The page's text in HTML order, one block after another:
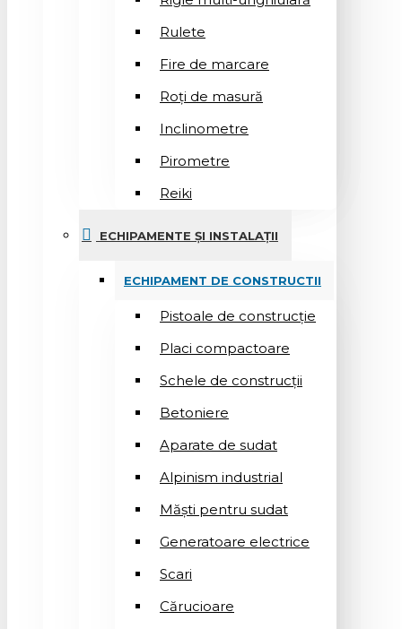
Rulete
Fire de marcare
Roți de masură
Inclinometre
Pirometre
Reiki
ECHIPAMENTE ȘI INSTALAȚII
ECHIPAMENT DE CONSTRUCTII
Pistoale de construcție
Placi compactoare
Schele de construcții
Betoniere
Aparate de sudat
Alpinism industrial
Măști pentru sudat
Generatoare electrice
Scari
Cărucioare